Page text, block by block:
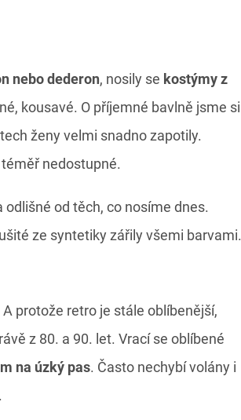
nebo dederon, nosily se kostýmy z
kousavé. O příjemné bavlně jsme si
ženy velmi snadno zapotily.
nedostupné.
od těch, co nosíme dnes.
ze syntetiky zářily všemi barvami.
protože retro je stále oblíbenější,
z 80. a 90. let. Vrací se oblíbené
na úzký pas. Často nechybí volány i